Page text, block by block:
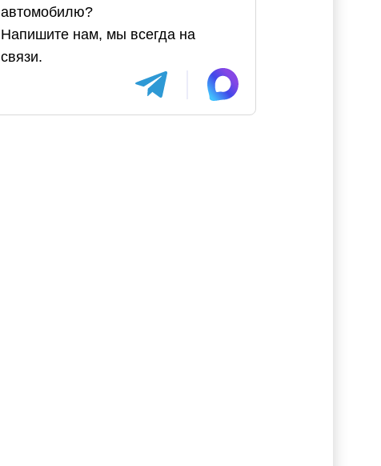
автомобилю?
Напишите нам, мы всегда на
связи.